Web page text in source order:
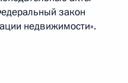
закон
недвижимости».